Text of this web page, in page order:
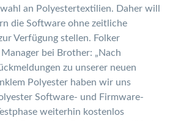
an Polyestertextilien. Daher will
die Software ohne zeitliche
Verfügung stellen. Folker
bei Brother: „Nach
zu unserer neuen
Polyester haben wir uns
Software- und Firmware-
weiterhin kostenlos